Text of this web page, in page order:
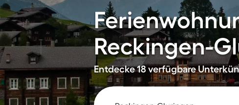
Reckingen-
Entdecke 18 verfügbare